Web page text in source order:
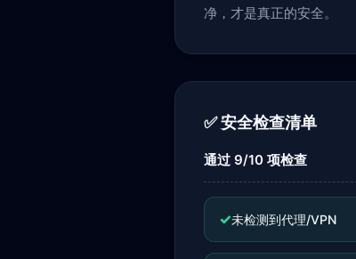
净，才是真正的安全。
✅ 安全检查清单
通过 9/10 项检查
✓未检测到代理/VPN